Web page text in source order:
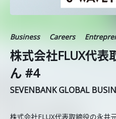
Business Careers
株式会社FLUX代表
ん #4
SEVENBANK GLOBAL
株式会社FLUX代表取締役の永井